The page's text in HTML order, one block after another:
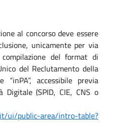
al concorso deve essere
unicamente per via
del format di
del Reclutamento della
“inPA”, accessibile previa
(SPID, CIE, CNS o
ui/public-area/intro-table?